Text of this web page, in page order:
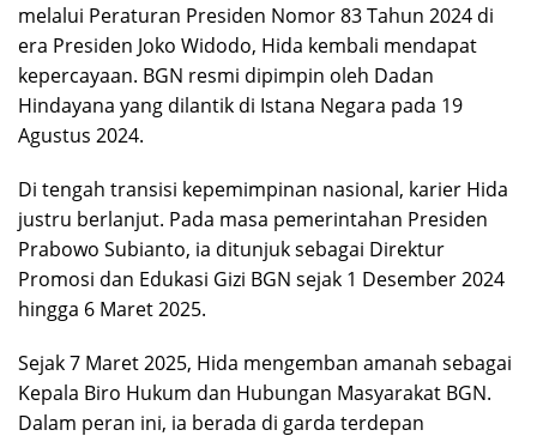
melalui Peraturan Presiden Nomor 83 Tahun 2024 di
era Presiden Joko Widodo, Hida kembali mendapat
kepercayaan. BGN resmi dipimpin oleh Dadan
Hindayana yang dilantik di Istana Negara pada 19
Agustus 2024.
Di tengah transisi kepemimpinan nasional, karier Hida
justru berlanjut. Pada masa pemerintahan Presiden
Prabowo Subianto, ia ditunjuk sebagai Direktur
Promosi dan Edukasi Gizi BGN sejak 1 Desember 2024
hingga 6 Maret 2025.
Sejak 7 Maret 2025, Hida mengemban amanah sebagai
Kepala Biro Hukum dan Hubungan Masyarakat BGN.
Dalam peran ini, ia berada di garda terdepan